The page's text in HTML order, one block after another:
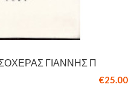
ΓΙΆΝΝΗΣ Π
€25.00